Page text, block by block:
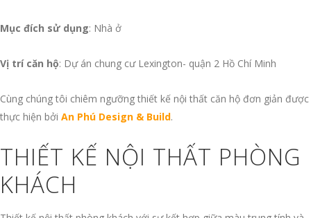
Mục đích sử dụng: Nhà ở
Vị trí căn hộ: Dự án chung cư Lexington- quận 2 Hồ Chí Minh
Cùng chúng tôi chiêm ngưỡng thiết kế nội thất căn hộ đơn giản được
thực hiện bởi An Phú Design & Build.
THIẾT KẾ NỘI THẤT PHÒNG
KHÁCH